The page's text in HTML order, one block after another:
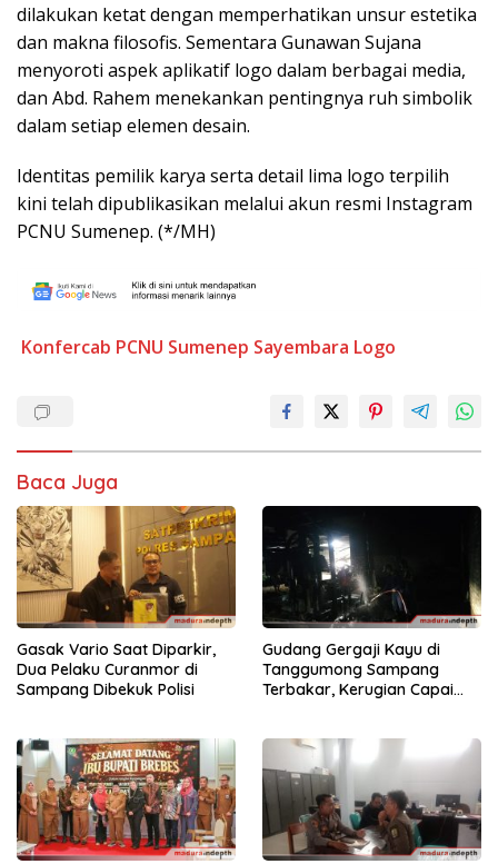
dilakukan ketat dengan memperhatikan unsur estetika
dan makna filosofis. Sementara Gunawan Sujana
menyoroti aspek aplikatif logo dalam berbagai media,
dan Abd. Rahem menekankan pentingnya ruh simbolik
dalam setiap elemen desain.
Identitas pemilik karya serta detail lima logo terpilih
kini telah dipublikasikan melalui akun resmi Instagram
PCNU Sumenep. (*/MH)
Konfercab PCNU Sumenep Sayembara Logo
Baca Juga
Gasak Vario Saat Diparkir,
Dua Pelaku Curanmor di
Sampang Dibekuk Polisi
Gudang Gergaji Kayu di
Tanggumong Sampang
Terbakar, Kerugian Capai